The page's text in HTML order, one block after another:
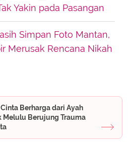
Yakin pada Pasangan
Simpan Foto Mantan,
Merusak Rencana Nikah
Cinta Berharga dari Ayah
Melulu Berujung Trauma